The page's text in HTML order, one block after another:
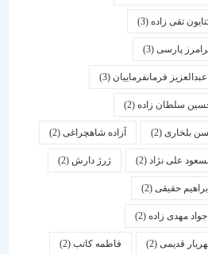
زاده(3)
(3)
فرمانفرماییان(3)
زاده(2)
(2) آزاده شاهچراغی(2)
نژاد(2) ژرژ دارش (2)
(2)
زاده(2)
(2) فاطمه کاتب(2)